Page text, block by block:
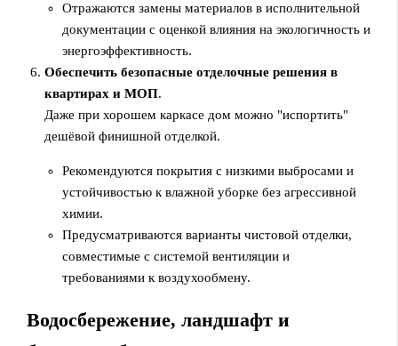
Отражаются замены материалов в исполнительной
документации с оценкой влияния на экологичность и
энергоэффективность.
Обеспечить безопасные отделочные решения в
квартирах и МОП.
Даже при хорошем каркасе дом можно "испортить"
дешёвой финишной отделкой.
Рекомендуются покрытия с низкими выбросами и
устойчивостью к влажной уборке без агрессивной
химии.
Предусматриваются варианты чистовой отделки,
совместимые с системой вентиляции и
требованиями к воздухообмену.
Водосбережение, ландшафт и